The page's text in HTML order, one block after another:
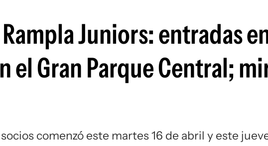
Juniors: entradas
el Gran Parque Central;
comenzó este martes 16 de abril y este